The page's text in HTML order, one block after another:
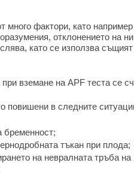
много фактори, като
отклонението на
като се използва
вземане на APF теста се
повишени в следните
бременност;
тъкан при плода;
на невралната тръба